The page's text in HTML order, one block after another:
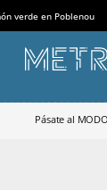
verde en Poblenou
Pásate al